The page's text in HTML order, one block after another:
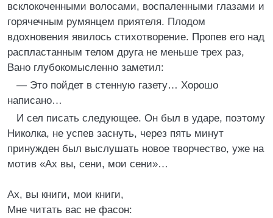
всклокоченными волосами, воспаленными глазами и
горячечным румянцем приятеля. Плодом
вдохновения явилось стихотворение. Пропев его над
распластанным телом друга не меньше трех раз,
Вано глубокомысленно заметил:
— Это пойдет в стенную газету… Хорошо
написано…
И сел писать следующее. Он был в ударе, поэтому
Николка, не успев заснуть, через пять минут
принужден был выслушать новое творчество, уже на
мотив «Ах вы, сени, мои сени»…
Ах, вы книги, мои книги,
Мне читать вас не фасон: